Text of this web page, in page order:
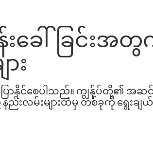
ခေါ်ခြင်းအ
း
ြောနိုင်စေပါသည်။ ကျွန်ုပ်တို့၏ အ
ည်းလမ်းများထဲမှ တစ်ခုကို ရွေးချယ်